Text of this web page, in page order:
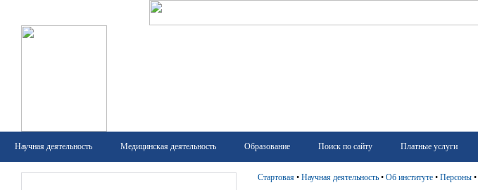
Научная деятельность Медицинская деятельность Образование Поиск по сайту Платные услуги
Стартовая • Научная деятельность • Об институте • Персоны •